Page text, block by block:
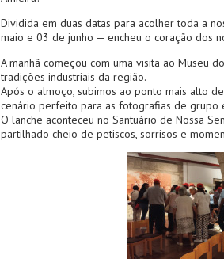
Dividida em duas datas para acolher toda a
maio e 03 de junho — encheu o coração dos
A manhã começou com uma visita ao ⁠Museu
tradições industriais da região.
Após o almoço, subimos ao ponto mais alto
cenário perfeito para as fotografias de grupo
O lanche aconteceu no ⁠Santuário de Nossa
partilhado cheio de petiscos, sorrisos e